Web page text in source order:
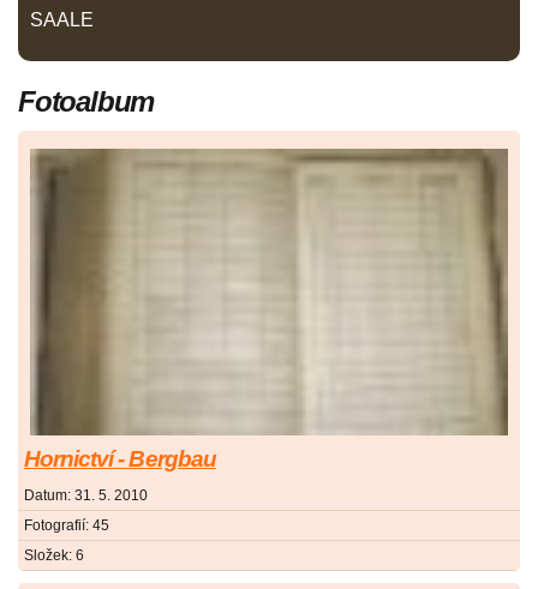
SAALE
Fotoalbum
Hornictví - Bergbau
Datum: 31. 5. 2010
Fotografií: 45
Složek: 6